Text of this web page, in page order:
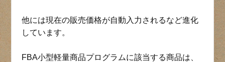
他には現在の販売価格が自動入力されるなど進化
しています。
FBA小型軽量商品プログラムに該当する商品は、